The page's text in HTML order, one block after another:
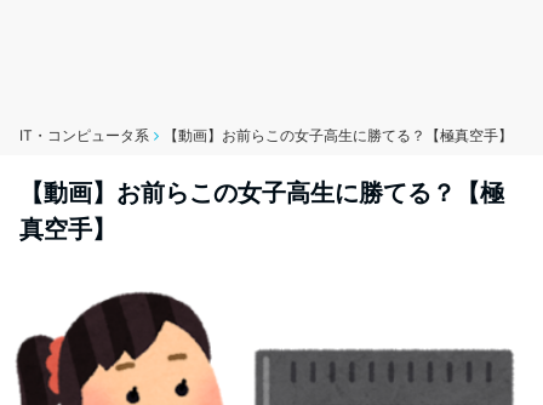
IT・コンピュータ系 【動画】お前らこの女子高生に勝てる？【極真空手】
【動画】お前らこの女子高生に勝てる？【極
真空手】